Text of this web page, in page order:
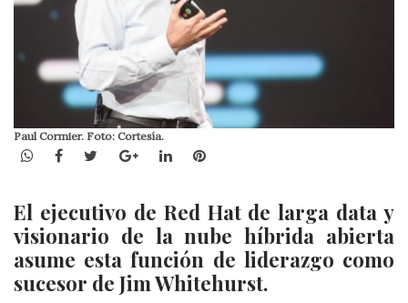
Paul Cormier. Foto: Cortesía.
WhatsApp
Facebook
TwitterGoogle+LinkedInPinterest
El ejecutivo de Red Hat de larga data y
visionario de la nube híbrida abierta
asume esta función de liderazgo como
sucesor de Jim Whitehurst.